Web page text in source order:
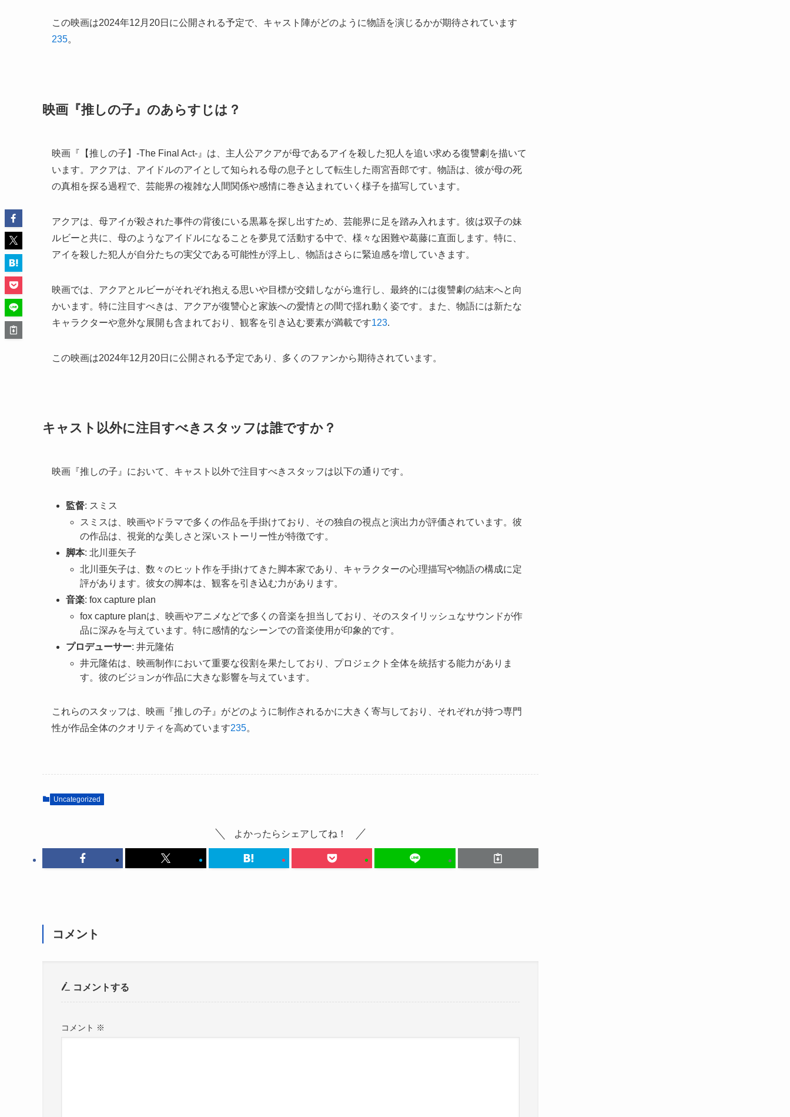
この映画は2024年12月20日に公開される予定で、キャスト陣がどのように物語を演じるかが期待されています
235。
映画『推しの子』のあらすじは？
映画『【推しの子】-The Final Act-』は、主人公アクアが母であるアイを殺した犯人を追い求める復讐劇を描いて
います。アクアは、アイドルのアイとして知られる母の息子として転生した雨宮吾郎です。物語は、彼が母の死
の真相を探る過程で、芸能界の複雑な人間関係や感情に巻き込まれていく様子を描写しています。
アクアは、母アイが殺された事件の背後にいる黒幕を探し出すため、芸能界に足を踏み入れます。彼は双子の妹
ルビーと共に、母のようなアイドルになることを夢見て活動する中で、様々な困難や葛藤に直面します。特に、
アイを殺した犯人が自分たちの実父である可能性が浮上し、物語はさらに緊迫感を増していきます。
映画では、アクアとルビーがそれぞれ抱える思いや目標が交錯しながら進行し、最終的には復讐劇の結末へと向
かいます。特に注目すべきは、アクアが復讐心と家族への愛情との間で揺れ動く姿です。また、物語には新たな
キャラクターや意外な展開も含まれており、観客を引き込む要素が満載です123.
この映画は2024年12月20日に公開される予定であり、多くのファンから期待されています。
キャスト以外に注目すべきスタッフは誰ですか？
映画『推しの子』において、キャスト以外で注目すべきスタッフは以下の通りです。
監督: スミス
スミスは、映画やドラマで多くの作品を手掛けており、その独自の視点と演出力が評価されています。彼
の作品は、視覚的な美しさと深いストーリー性が特徴です。
脚本: 北川亜矢子
北川亜矢子は、数々のヒット作を手掛けてきた脚本家であり、キャラクターの心理描写や物語の構成に定
評があります。彼女の脚本は、観客を引き込む力があります。
音楽: fox capture plan
fox capture planは、映画やアニメなどで多くの音楽を担当しており、そのスタイリッシュなサウンドが作
品に深みを与えています。特に感情的なシーンでの音楽使用が印象的です。
プロデューサー: 井元隆佑
井元隆佑は、映画制作において重要な役割を果たしており、プロジェクト全体を統括する能力がありま
す。彼のビジョンが作品に大きな影響を与えています。
これらのスタッフは、映画『推しの子』がどのように制作されるかに大きく寄与しており、それぞれが持つ専門
性が作品全体のクオリティを高めています235。
Uncategorized
よかったらシェアしてね！
コメント
コメントする
コメント ※